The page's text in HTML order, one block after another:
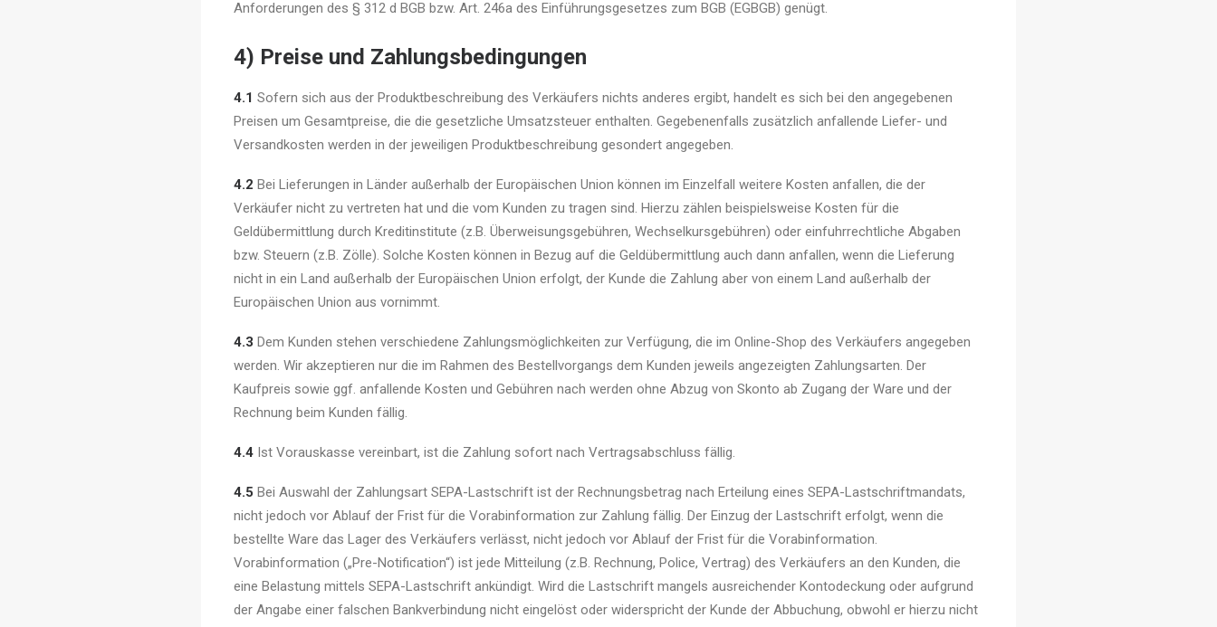
Anforderungen des § 312 d BGB bzw. Art. 246a des Einführungsgesetzes zum BGB (EGBGB) genügt.
4) Preise und Zahlungsbedingungen
4.1 Sofern sich aus der Produktbeschreibung des Verkäufers nichts anderes ergibt, handelt es sich bei den angegebenen
Preisen um Gesamtpreise, die die gesetzliche Umsatzsteuer enthalten. Gegebenenfalls zusätzlich anfallende Liefer- und
Versandkosten werden in der jeweiligen Produktbeschreibung gesondert angegeben.
4.2 Bei Lieferungen in Länder außerhalb der Europäischen Union können im Einzelfall weitere Kosten anfallen, die der
Verkäufer nicht zu vertreten hat und die vom Kunden zu tragen sind. Hierzu zählen beispielsweise Kosten für die
Geldübermittlung durch Kreditinstitute (z.B. Überweisungsgebühren, Wechselkursgebühren) oder einfuhrrechtliche Abgaben
bzw. Steuern (z.B. Zölle). Solche Kosten können in Bezug auf die Geldübermittlung auch dann anfallen, wenn die Lieferung
nicht in ein Land außerhalb der Europäischen Union erfolgt, der Kunde die Zahlung aber von einem Land außerhalb der
Europäischen Union aus vornimmt.
4.3 Dem Kunden stehen verschiedene Zahlungsmöglichkeiten zur Verfügung, die im Online-Shop des Verkäufers angegeben
werden. Wir akzeptieren nur die im Rahmen des Bestellvorgangs dem Kunden jeweils angezeigten Zahlungsarten. Der
Kaufpreis sowie ggf. anfallende Kosten und Gebühren nach werden ohne Abzug von Skonto ab Zugang der Ware und der
Rechnung beim Kunden fällig.
4.4 Ist Vorauskasse vereinbart, ist die Zahlung sofort nach Vertragsabschluss fällig.
4.5 Bei Auswahl der Zahlungsart SEPA-Lastschrift ist der Rechnungsbetrag nach Erteilung eines SEPA-Lastschriftmandats,
nicht jedoch vor Ablauf der Frist für die Vorabinformation zur Zahlung fällig. Der Einzug der Lastschrift erfolgt, wenn die
bestellte Ware das Lager des Verkäufers verlässt, nicht jedoch vor Ablauf der Frist für die Vorabinformation.
Vorabinformation („Pre-Notification“) ist jede Mitteilung (z.B. Rechnung, Police, Vertrag) des Verkäufers an den Kunden, die
eine Belastung mittels SEPA-Lastschrift ankündigt. Wird die Lastschrift mangels ausreichender Kontodeckung oder aufgrund
der Angabe einer falschen Bankverbindung nicht eingelöst oder widerspricht der Kunde der Abbuchung, obwohl er hierzu nicht